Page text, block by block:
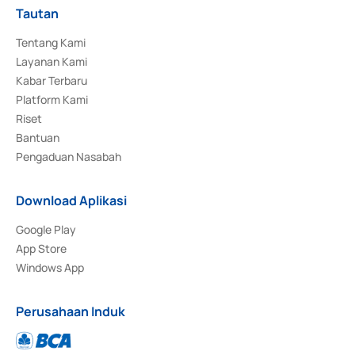
Tautan
Tentang Kami
Layanan Kami
Kabar Terbaru
Platform Kami
Riset
Bantuan
Pengaduan Nasabah
Download Aplikasi
Google Play
App Store
Windows App
Perusahaan Induk